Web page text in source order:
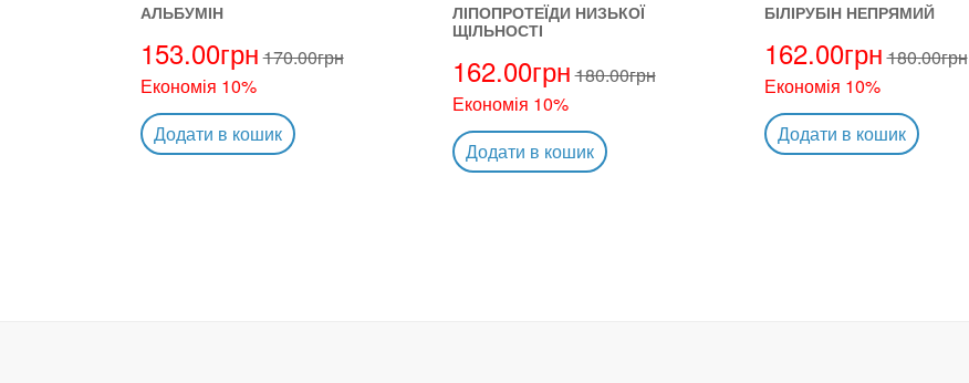
АЛЬБУМІН
153.00грн 170.00грн
Економія 10%
Додати в кошик
ЛІПОПРОТЕЇДИ НИЗЬКОЇ
ЩІЛЬНОСТІ
162.00грн180.00грн
Економія 10%
Додати в кошик
БІЛІРУБІН НЕПРЯМИЙ
162.00грн180.00грн
Економія 10%
Додати в кошик